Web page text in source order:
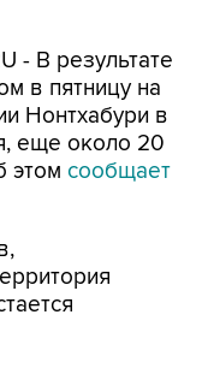
- В результате
в пятницу на
Нонтхабури в
еще около 20
этом сообщает